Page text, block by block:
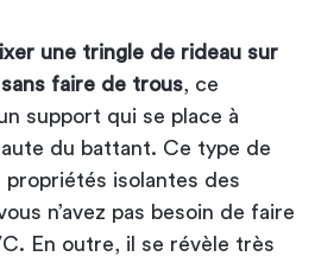
une tringle de rideau sur
faire de trous , ce
support qui se place à
du battant. Ce type de
isolantes des
n’avez pas besoin de faire
En outre, il se révèle très